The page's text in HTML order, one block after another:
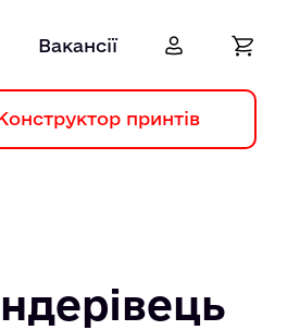
Вакансії
принтів